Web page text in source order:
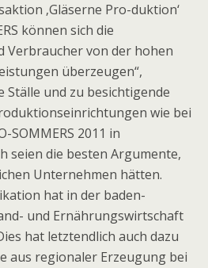
‚Gläserne Pro-duktion‘
können sich die
Verbraucher von der hohen
überzeugen“,
Ställe und zu besichtigende
wie bei
SOMMERS 2011 in
seien die besten Argumente,
Unternehmen hätten.
hat in der baden-
und Ernährungswirtschaft
hat letztendlich auch dazu
aus regionaler Erzeugung bei